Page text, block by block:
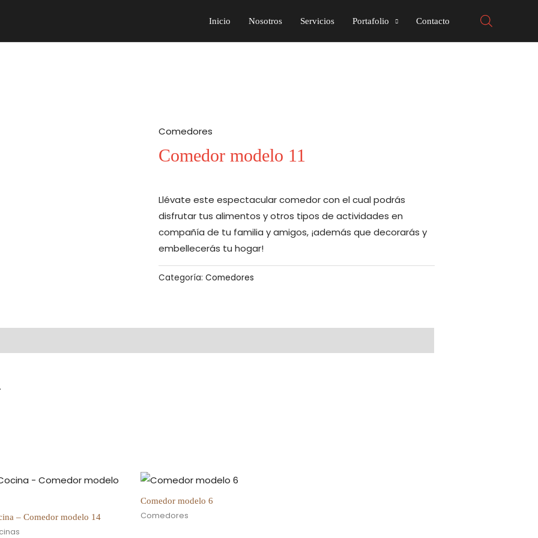
Inicio Nosotros Servicios Portafolio Contacto
Comedores
Comedor modelo 11
Llévate este espectacular comedor con el cual podrás
disfrutar tus alimentos y otros tipos de actividades en
compañía de tu familia y amigos, ¡además que decorarás y
embellecerás tu hogar!
Categoría: Comedores
.
– Comedor modelo 14
Comedor modelo 6
Comedores